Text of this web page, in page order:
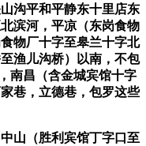
沟平和平静东十里店东
滨河，平凉（东岗食物
物厂十字至皋兰十字北
渔儿沟桥）以南，不包
南昌（含金城宾馆十字
巷，立德巷，包罗这些
山（胜利宾馆丁字口至